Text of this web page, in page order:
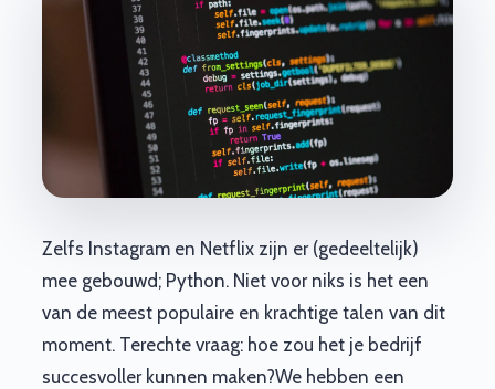
Zelfs Instagram en Netflix zijn er (gedeeltelijk)
mee gebouwd; Python. Niet voor niks is het een
van de meest populaire en krachtige talen van dit
moment. Terechte vraag: hoe zou het je bedrijf
succesvoller kunnen maken?We hebben een